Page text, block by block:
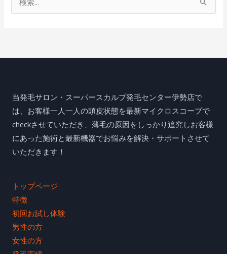
当発毛サロン・スーパースカルプ発毛センター伊勢店で
は、お客様一人一人の頭皮状態を最新マイクロスコープで
checkさせていただき、薄毛の原因をしっかり追究しお客様
にあった施術と最新機器でお悩みを解決・サポートさせて
いただきます！
トップページ
特徴
初回お試し体験
男性の方
女性の方